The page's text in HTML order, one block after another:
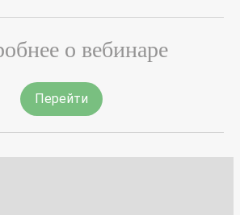
о вебинаре
Перейти